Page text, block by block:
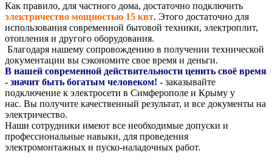
Как правило, для частного дома, достаточно подключить
электричество мощностью 15 квт. Этого достаточно для
использования современной бытовой техники, электроплит,
отопления и другого оборудования.
Благодаря нашему сопровождению в получении технической
документации вы сэкономите свое время и деньги.
В нашей современной действительности ценить своё время
- значит быть богатым человеком! - заказывайте
подключение к электросети в Симферополе и Крыму у
нас. Вы получите качественный результат, и все документы на
электричество.
Наши сотрудники имеют все необходимые допуски и
профессиональные навыки, для проведения
электромонтажных и пуско-наладочных работ.